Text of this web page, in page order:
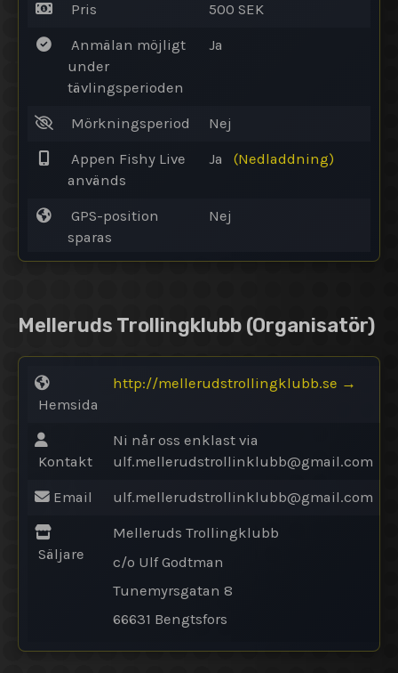
Pris 500 SEK
Anmälan möjligt
under
tävlingsperioden
Ja
Mörkningsperiod Nej
Appen Fishy Live
används
Ja (Nedladdning)
GPS-position
sparas
Nej
Melleruds Trollingklubb (Organisatör)
Hemsida
http://mellerudstrollingklubb.se →
Kontakt
Ni når oss enklast via
ulf.mellerudstrollinklubb@gmail.com
Email ulf.mellerudstrollinklubb@gmail.com
Säljare
Melleruds Trollingklubb
c/o Ulf Godtman
Tunemyrsgatan 8
66631 Bengtsfors